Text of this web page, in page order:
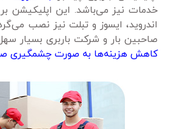
خدمات نیز می‌باشد. این اپلیکیشن
اندروید، ایسوز و تبلت نیز نصب
صاحبین بار و شرکت باربری بسیار
کاهش هزینه‌ها به صورت چشمگیری